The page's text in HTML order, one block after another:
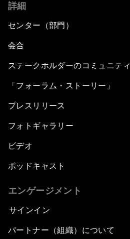
詳細
センター（部門）
会合
ステークホルダーのコミュニティ
「フォーラム・ストーリー」
プレスリリース
フォトギャラリー
ビデオ
ポッドキャスト
エンゲージメント
サインイン
パートナー（組織）について